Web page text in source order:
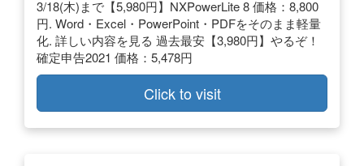
3/18(木)まで【5,980円】NXPowerLite 8 価格：8,800
円. Word・Excel・PowerPoint・PDFをそのまま軽量
化. 詳しい内容を見る 過去最安【3,980円】やるぞ！
確定申告2021 価格：5,478円
Click to visit